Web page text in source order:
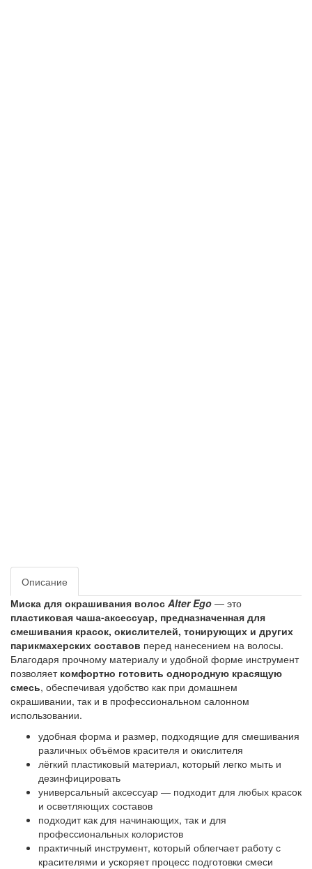
Описание
Миска для окрашивания волос Alter Ego — это
пластиковая чаша‑аксессуар, предназначенная для
смешивания красок, окислителей, тонирующих и других
парикмахерских составов перед нанесением на волосы.
Благодаря прочному материалу и удобной форме инструмент
позволяет комфортно готовить однородную красящую
смесь, обеспечивая удобство как при домашнем
окрашивании, так и в профессиональном салонном
использовании.
удобная форма и размер, подходящие для смешивания
различных объёмов красителя и окислителя
лёгкий пластиковый материал, который легко мыть и
дезинфицировать
универсальный аксессуар — подходит для любых красок
и осветляющих составов
подходит как для начинающих, так и для
профессиональных колористов
практичный инструмент, который облегчает работу с
красителями и ускоряет процесс подготовки смеси